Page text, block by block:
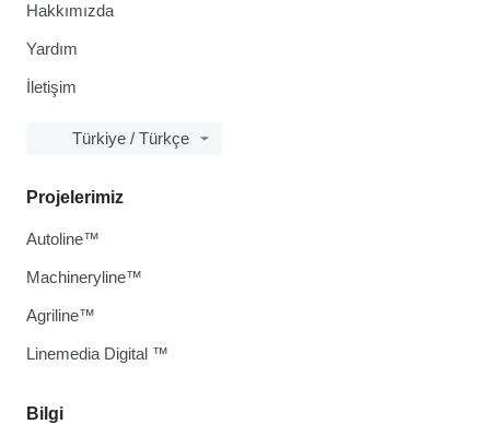
Hakkımızda
Yardım
İletişim
Türkiye / Türkçe
Bilgi
Projelerimiz
Autoline™
Machineryline™
Agriline™
Linemedia Digital ™